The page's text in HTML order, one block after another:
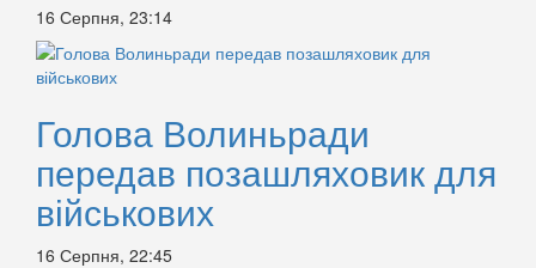
16 Серпня, 23:14
Голова Волиньради
передав позашляховик для
військових
16 Серпня, 22:45